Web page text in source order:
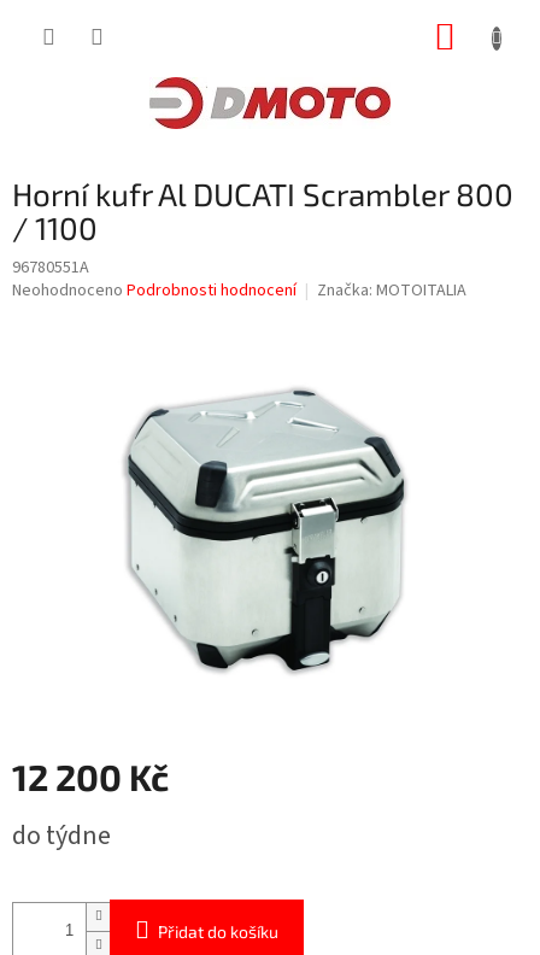
Horní kufr Al DUCATI Scrambler 800
/ 1100
96780551A
Průměrné
Neohodnoceno Podrobnosti hodnocení Značka: MOTOITALIA
12 200 Kč
cena:
do týdne
Přidat do košíku